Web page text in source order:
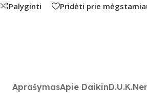
Palyginti Pridėti prie
AprašymasApie DaikinD.U.K.